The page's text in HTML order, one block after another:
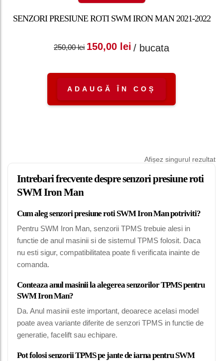
SENZORI PRESIUNE ROTI SWM IRON MAN 2021-2022
250,00lei
Prețul inițial a fost:
150,00 lei
Prețul curent
/ bucata
ADAUGĂ ÎN COȘ
Afișez singurul rezultat
Intrebari frecvente despre senzori presiune roti
SWM Iron Man
Cum aleg senzori presiune roti SWM Iron Man potriviti?
Pentru SWM Iron Man, senzorii TPMS trebuie alesi in
functie de anul masinii si de sistemul TPMS folosit. Daca
nu esti sigur, compatibilitatea poate fi verificata inainte de
comanda.
Conteaza anul masinii la alegerea senzorilor TPMS pentru
SWM Iron Man?
Da. Anul masinii este important, deoarece acelasi model
poate avea variante diferite de senzori TPMS in functie de
generatie, facelift sau echipare.
Pot folosi senzorii TPMS pe jante de iarna pentru SWM